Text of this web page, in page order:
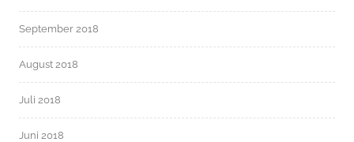
September 2018
August 2018
Juli 2018
Juni 2018